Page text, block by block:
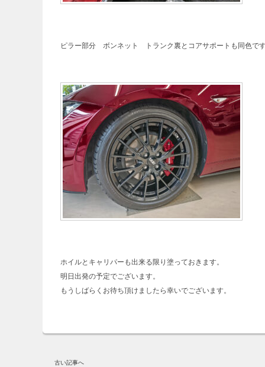
ピラー部分 ボンネット トランク裏とコアサポートも同色です
ホイルとキャリパーも出来る限り塗っておきます。
明日出発の予定でございます。
もうしばらくお待ち頂けましたら幸いでございます。
古い記事へ